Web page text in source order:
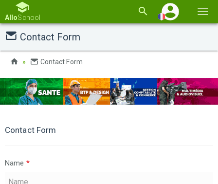
la
AlloSchool
Contact Form
Contact Form
Contact Form
Name *